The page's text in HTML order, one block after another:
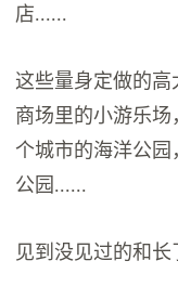
店......
这些量身定做的
商场里的小游乐
个城市的海洋公
公园......
见到没见过的和长